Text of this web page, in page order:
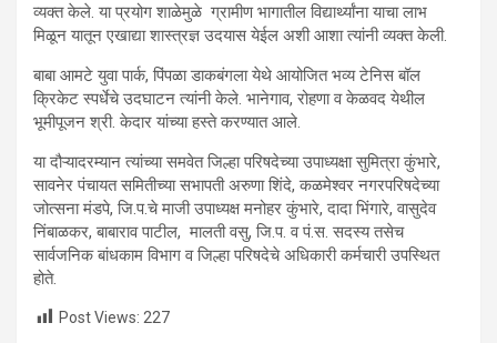
व्यक्त केले. या प्रयोग शाळेमुळे ग्रामीण भागातील विद्यार्थ्यांना याचा लाभ
मिळून यातून एखाद्या शास्त्रज्ञ उदयास येईल अशी आशा त्यांनी व्यक्त केली.
बाबा आमटे युवा पार्क, पिंपळा डाकबंगला येथे आयोजित भव्य टेनिस बॉल
क्रिकेट स्पर्धेचे उदघाटन त्यांनी केले. भानेगाव, रोहणा व केळवद येथील
भूमीपूजन श्री. केदार यांच्या हस्ते करण्यात आले.
या दौऱ्यादरम्यान त्यांच्या समवेत जिल्हा परिषदेच्या उपाध्यक्षा सुमित्रा कुंभारे,
सावनेर पंचायत समितीच्या सभापती अरुणा शिंदे, कळमेश्वर नगरपरिषदेच्या
जोत्सना मंडपे, जि.प.चे माजी उपाध्यक्ष मनोहर कुंभारे, दादा भिंगारे, वासुदेव
निंबाळकर, बाबाराव पाटील, मालती वसु, जि.प. व पं.स. सदस्य तसेच
सार्वजनिक बांधकाम विभाग व ‍जिल्हा परिषदेचे अधिकारी कर्मचारी उपस्थित
होते.
Post Views: 227